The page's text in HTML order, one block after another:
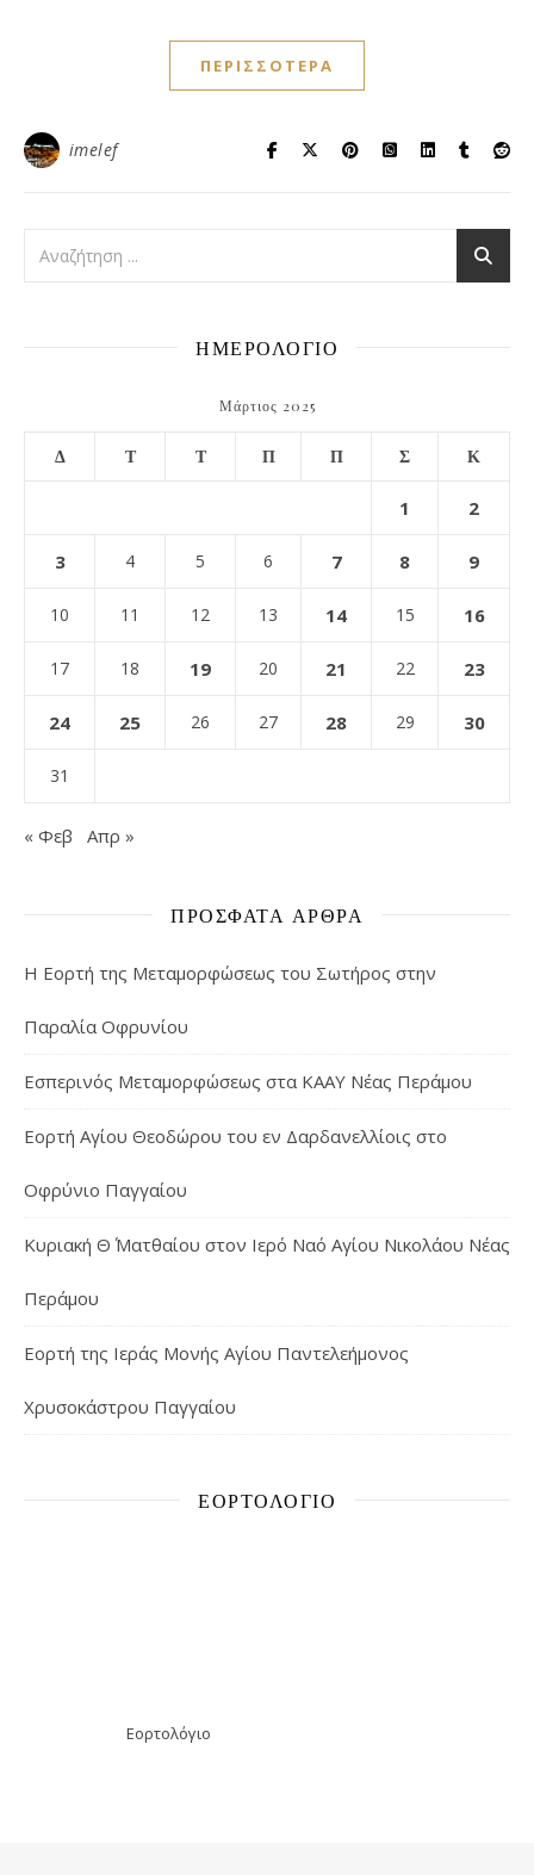
ΠΕΡΙΣΣΌΤΕΡΑ
imelef
ΗΜΕΡΟΛΟΓΙΟ
Μάρτιος 2025
Δ Τ Τ Π Π Σ Κ
1 2
3 4 5 6 7 8 9
10 11 12 13 14 15 16
17 18 19 20 21 22 23
24 25 26 27 28 29 30
31
« Φεβ Απρ »
ΠΡΌΣΦΑΤΑ ΆΡΘΡΑ
Η Εορτή της Μεταμορφώσεως του Σωτήρος στην
Παραλία Οφρυνίου
Εσπερινός Μεταμορφώσεως στα ΚΑΑΥ Νέας Περάμου
Εορτή Αγίου Θεοδώρου του εν Δαρδανελλίοις στο
Οφρύνιο Παγγαίου
Κυριακή Θ΄ Ματθαίου στον Ιερό Ναό Αγίου Νικολάου Νέας
Περάμου
Εορτή της Ιεράς Μονής Αγίου Παντελεήμονος
Χρυσοκάστρου Παγγαίου
ΕΟΡΤΟΛΌΓΙΟ
Εορτολόγιο